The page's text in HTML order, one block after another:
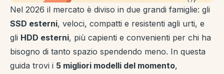
Nel 2026 il mercato è diviso in due grandi famiglie: gli
SSD esterni, veloci, compatti e resistenti agli urti, e
gli HDD esterni, più capienti e convenienti per chi ha
bisogno di tanto spazio spendendo meno. In questa
guida trovi i 5 migliori modelli del momento,